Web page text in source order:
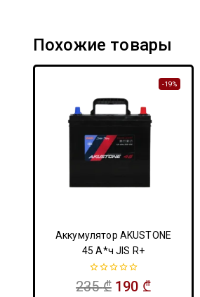
Похожие товары
-19%
Аккумулятор AKUSTONE
45 А*ч JIS R+
0
из
235₾ 190 ₾